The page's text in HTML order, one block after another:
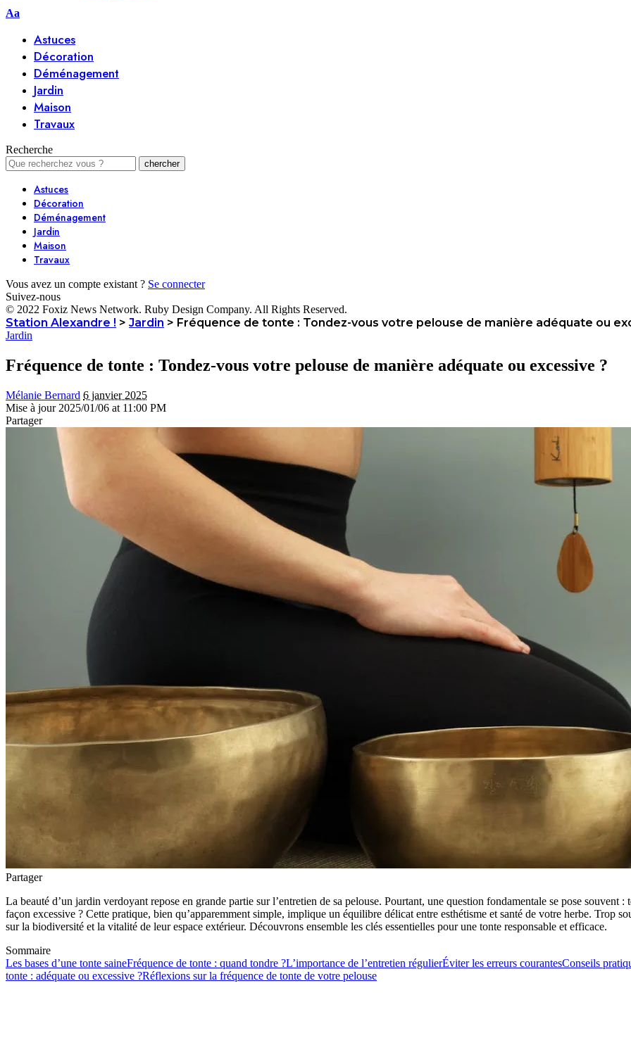
Aa
Astuces
Décoration
Déménagement
Jardin
Maison
Travaux
Recherche
Astuces
Décoration
Déménagement
Jardin
Maison
Travaux
Vous avez un compte existant ? Se connecter
Suivez-nous
© 2022 Foxiz News Network. Ruby Design Company. All Rights Reserved.
Station Alexandre ! > Jardin > Fréquence de tonte : Tondez-vous votre pelouse de manière adéquate ou
Jardin
Fréquence de tonte : Tondez-vous votre pelouse de manière adéquate ou excessive ?
Mélanie Bernard 6 janvier 2025
Mise à jour 2025/01/06 at 11:00 PM
Partager
Partager
La beauté d’un jardin verdoyant repose en grande partie sur l’entretien de sa pelouse. Pourtant, une question fondamentale se pose souvent
façon excessive ? Cette pratique, bien qu’apparemment simple, implique un équilibre délicat entre esthétisme et santé de votre herbe. Trop
sur la biodiversité et la vitalité de leur espace extérieur. Découvrons ensemble les clés essentielles pour une tonte responsable et efficace.
Sommaire
Les bases d’une tonte saineFréquence de tonte : quand tondre ?L’importance de l’entretien régulierÉviter les erreurs courantesConseils
tonte : adéquate ou excessive ?Réflexions sur la fréquence de tonte de votre pelouse